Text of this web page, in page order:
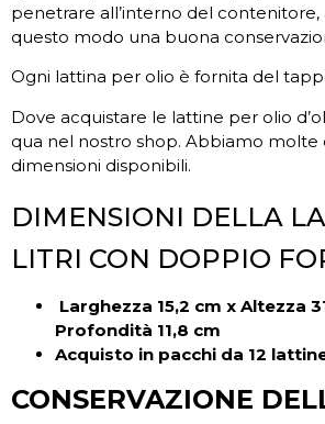
penetrare all’interno del contenitore,
questo modo una buona
Ogni lattina per olio è fornita del
Dove acquistare le lattine per olio
qua nel nostro shop. Abbiamo molte
dimensioni disponibili.
DIMENSIONI DELLA
LITRI CON DOPPIO
Larghezza 15,2 cm x Altezza
Profondità 11,8 cm
Acquisto in pacchi da 12
CONSERVAZIONE